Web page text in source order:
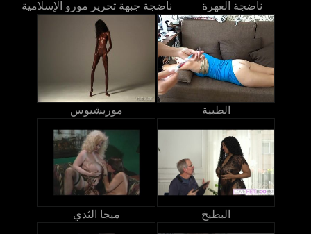
ناضجة جبهة تحرير مورو الإسلامية ناضجة العهرة
موريشيوس الطبية
ميجا الثدي البطيخ